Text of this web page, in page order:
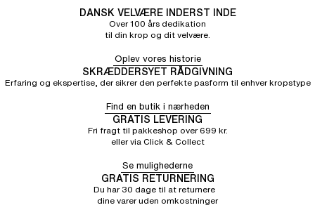
DANSK VELVÆRE INDERST INDE
Over 100 års dedikation
til din krop og dit velvære.
Oplev vores historie
SKRÆDDERSYET RÅDGIVNING
Erfaring og ekspertise, der sikrer den perfekte pasform til enhver kropstype
Find en butik i nærheden
GRATIS LEVERING
Fri fragt til pakkeshop over 699 kr.
eller via Click & Collect
Se mulighederne
GRATIS RETURNERING
Du har 30 dage til at returnere
dine varer uden omkostninger